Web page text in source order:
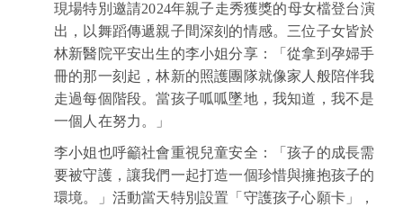
現場特別邀請2024年親子走秀獲獎的母女檔登台演
出，以舞蹈傳遞親子間深刻的情感。三位子女皆於
林新醫院平安出生的李小姐分享：「從拿到孕婦手
冊的那一刻起，林新的照護團隊就像家人般陪伴我
走過每個階段。當孩子呱呱墜地，我知道，我不是
一個人在努力。」
李小姐也呼籲社會重視兒童安全：「孩子的成長需
要被守護，讓我們一起打造一個珍惜與擁抱孩子的
環境。」活動當天特別設置「守護孩子心願卡」，